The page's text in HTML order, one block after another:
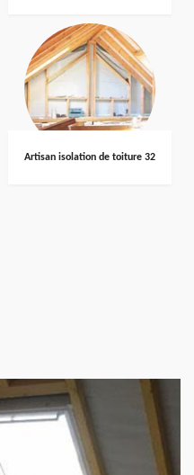
Artisan isolation de toiture 32